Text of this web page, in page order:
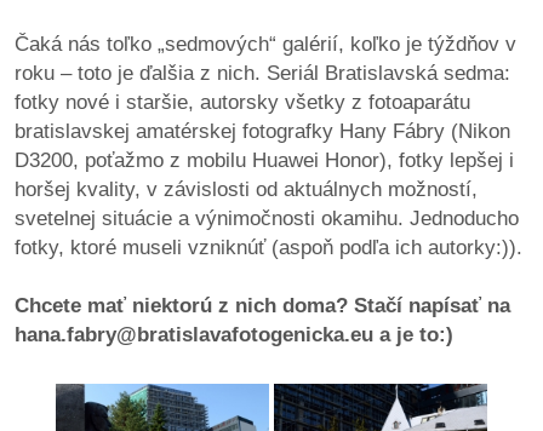
protesty
granty
pozvánky
Historický
kalendár
zákony
Čaká nás toľko „sedmových“ galérií, koľko je týždňov v
roku – toto je ďalšia z nich. Seriál Bratislavská sedma:
fotky nové i staršie, autorsky všetky z fotoaparátu
bratislavskej amatérskej fotografky Hany Fábry (Nikon
D3200, poťažmo z mobilu Huawei Honor), fotky lepšej i
horšej kvality, v závislosti od aktuálnych možností,
svetelnej situácie a výnimočnosti okamihu. Jednoducho
fotky, ktoré museli vzniknúť (aspoň podľa ich autorky:)).
Chcete mať niektorú z nich doma? Stačí napísať na
hana.fabry@bratislavafotogenicka.eu a je to:)